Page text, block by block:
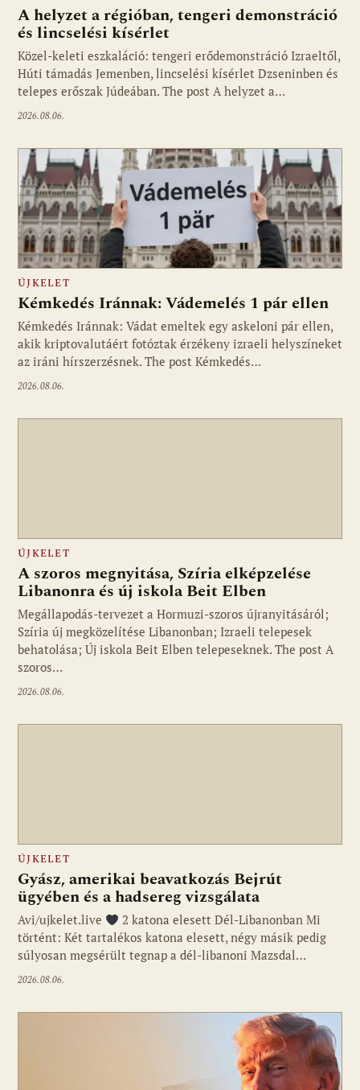
A helyzet a régióban, tengeri demonstráció
és lincselési kísérlet
Közel-keleti eszkaláció: tengeri erődemonstráció Izraeltől,
Húti támadás Jemenben, lincselési kísérlet Dzseninben és
telepes erőszak Júdeában. The post A helyzet a…
2026.08.06.
ÚJKELET
Kémkedés Iránnak: Vádemelés 1 pár ellen
Kémkedés Iránnak: Vádat emeltek egy askeloni pár ellen,
akik kriptovalutáért fotóztak érzékeny izraeli helyszíneket
az iráni hírszerzésnek. The post Kémkedés…
2026.08.06.
ÚJKELET
A szoros megnyitása, Szíria elképzelése
Libanonra és új iskola Beit Elben
Megállapodás-tervezet a Hormuzi-szoros újranyitásáról;
Szíria új megközelítése Libanonban; Izraeli telepesek
behatolása; Új iskola Beit Elben telepeseknek. The post A
szoros…
2026.08.06.
ÚJKELET
Gyász, amerikai beavatkozás Bejrút
ügyében és a hadsereg vizsgálata
Avi/ujkelet.live
2 katona elesett Dél-Libanonban Mi
történt: Két tartalékos katona elesett, négy másik pedig
súlyosan megsérült tegnap a dél-libanoni Mazsdal…
2026.08.06.